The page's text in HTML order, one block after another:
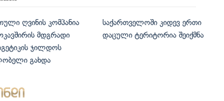
ღვინის კომპანია
მდგრადი
ჯილდოს
გახდა
საქართველოში კიდევ ერთი
დაცული ტერიტორია შეიქმნა